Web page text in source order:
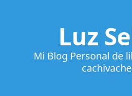
Luz
Mi Blog Personal de